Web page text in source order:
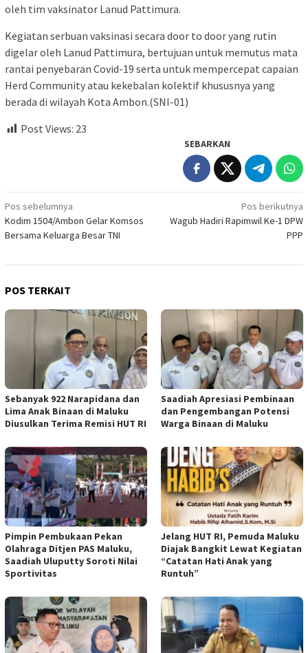
oleh tim vaksinator Lanud Pattimura.
Kegiatan serbuan vaksinasi secara door to door yang rutin
digelar oleh Lanud Pattimura, bertujuan untuk memutus mata
rantai penyebaran Covid-19 serta untuk mempercepat capaian
Herd Community atau kekebalan kolektif khususnya yang
berada di wilayah Kota Ambon.(SNI-01)
Post Views: 23
SEBARKAN
Navigasi
pos
Pos sebelumnya
Kodim 1504/Ambon Gelar Komsos
Bersama Keluarga Besar TNI
Pos berikutnya
Wagub Hadiri Rapimwil Ke-1 DPW
PPP
POS TERKAIT
Sebanyak 922 Narapidana dan
Lima Anak Binaan di Maluku
Diusulkan Terima Remisi HUT RI
Saadiah Apresiasi Pembinaan
dan Pengembangan Potensi
Warga Binaan di Maluku
Pimpin Pembukaan Pekan
Olahraga Ditjen PAS Maluku,
Saadiah Uluputty Soroti Nilai
Sportivitas
Jelang HUT RI, Pemuda Maluku
Diajak Bangkit Lewat Kegiatan
“Catatan Hati Anak yang
Runtuh”